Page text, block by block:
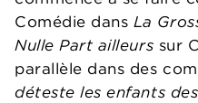
Comédie dans La
Nulle Part ailleurs sur
parallèle dans des
déteste les enfants